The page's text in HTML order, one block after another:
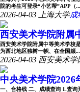
院的考生可登录“小艺帮”APP（
2026-04-03 上海大学成
西安美术学院附属
西安美术学院附属中等美术学校
为西北地区独树一帜、在全国颇
2026-04-03 西安美术学
中央美术学院2026
一、合格线 二、成绩查询 1.查